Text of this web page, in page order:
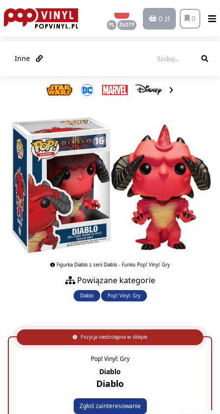
PL ZŁOTY
0 zł 0
Inne
Figurka Diablo z serii Diablo - Funko Pop! Vinyl: Gry
Powiązane kategorie
Diablo Pop! Vinyl: Gry
Pozycja niedostępna w sklepie
Pop! Vinyl: Gry
Diablo
Diablo
Zgłoś zainteresowanie